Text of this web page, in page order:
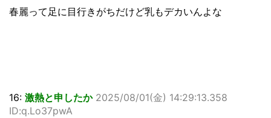
春麗って足に目行きがちだけど乳もデカいんよな
16: 激熱と申したか 2025/08/01(金) 14:29:13.358
ID:q.Lo37pwA